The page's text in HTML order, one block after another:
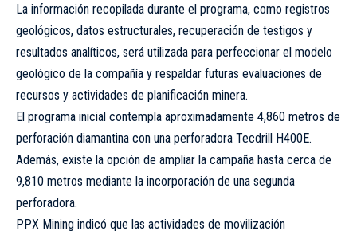
La información recopilada durante el programa, como registros
geológicos, datos estructurales, recuperación de testigos y
resultados analíticos, será utilizada para perfeccionar el modelo
geológico de la compañía y respaldar futuras evaluaciones de
recursos y actividades de planificación minera.
El programa inicial contempla aproximadamente 4,860 metros de
perforación diamantina con una perforadora Tecdrill H400E.
Además, existe la opción de ampliar la campaña hasta cerca de
9,810 metros mediante la incorporación de una segunda
perforadora.
PPX Mining indicó que las actividades de movilización